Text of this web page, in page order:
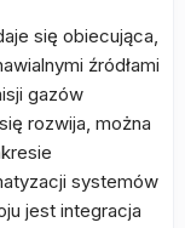
się obiecująca,
źródłami
gazów
rozwija, można
systemów
jest integracja